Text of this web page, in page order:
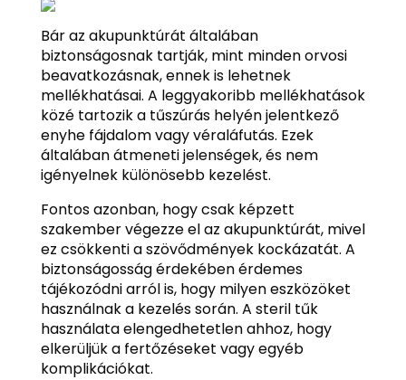
Bár az akupunktúrát általában
biztonságosnak tartják, mint minden orvosi
beavatkozásnak, ennek is lehetnek
mellékhatásai. A leggyakoribb mellékhatások
közé tartozik a tűszúrás helyén jelentkező
enyhe fájdalom vagy véraláfutás. Ezek
általában átmeneti jelenségek, és nem
igényelnek különösebb kezelést.
Fontos azonban, hogy csak képzett
szakember végezze el az akupunktúrát, mivel
ez csökkenti a szövődmények kockázatát. A
biztonságosság érdekében érdemes
tájékozódni arról is, hogy milyen eszközöket
használnak a kezelés során. A steril tűk
használata elengedhetetlen ahhoz, hogy
elkerüljük a fertőzéseket vagy egyéb
komplikációkat.